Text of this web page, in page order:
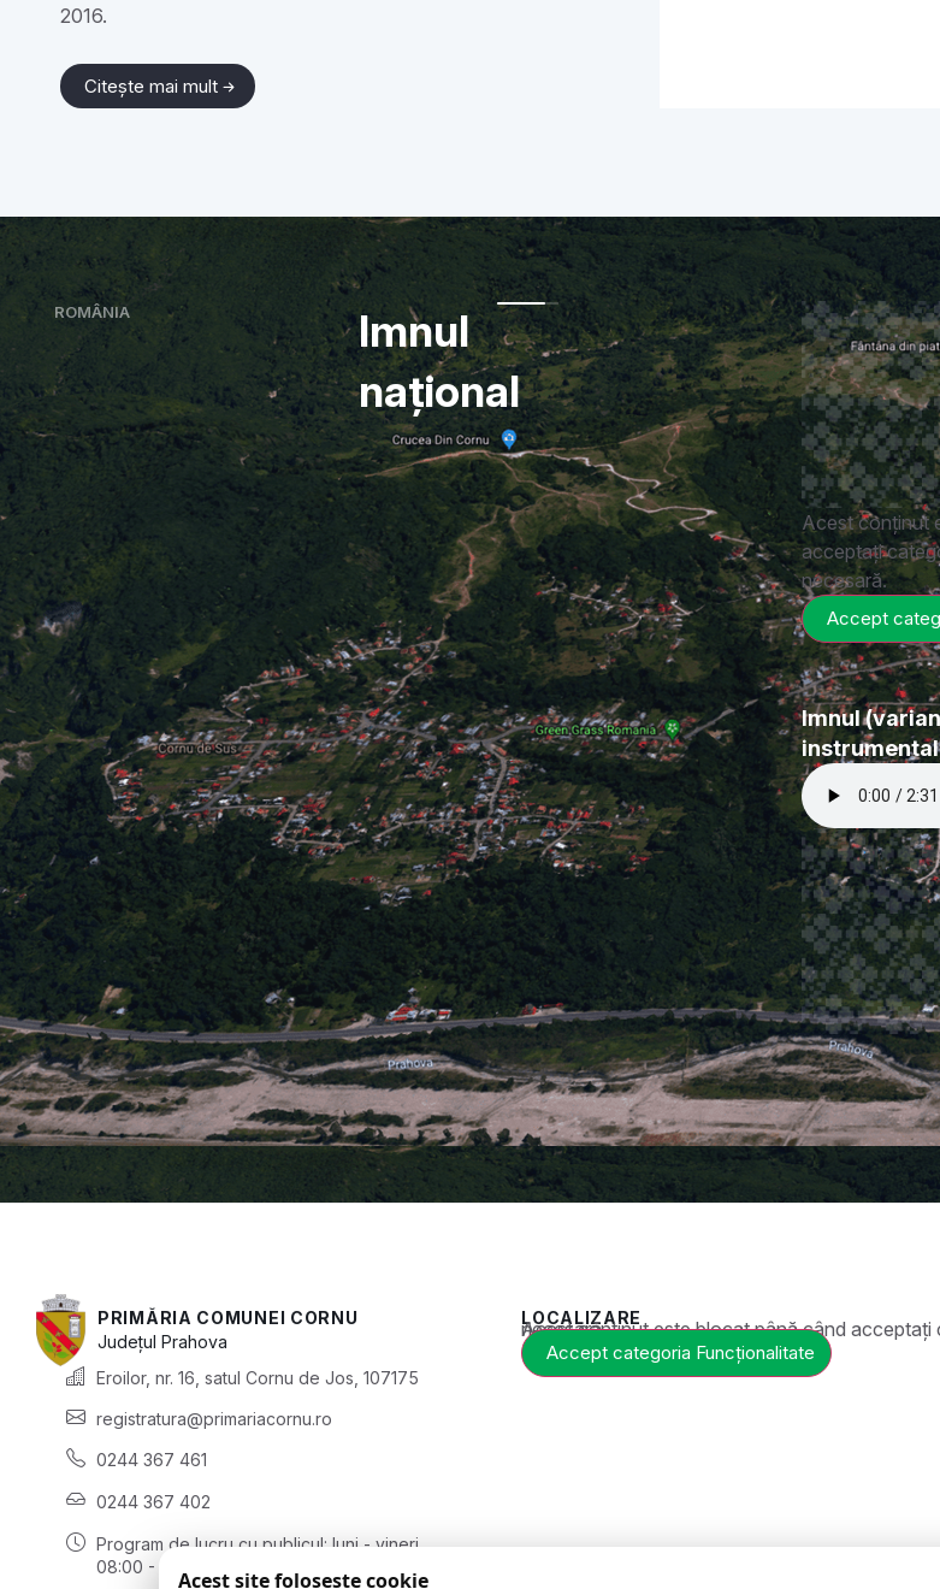
2016.
Citește mai mult
ROMÂNIA
Imnul
național
Acest conținut
acceptați
necesară.
Accept
Imnul
PRIMĂRIA COMUNEI CORNU
JudețulPrahova
Eroilor, nr. 16, satul Cornu de Jos, 107175
registratura@primariacornu.ro
0244 367 461
0244 367 402
Program de lucru cu publicul: luni - vineri
08:00 - 16:00
LOCALIZARE
Acest conținut este blocat până când acceptați categoria de cookie-uri necesară.
Accept categoria Funcționalitate
Acest site folosește cookie